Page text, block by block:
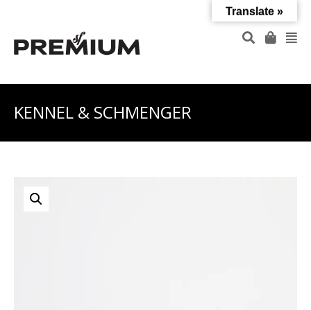
KENNEL & SCHMENGER
Translate »